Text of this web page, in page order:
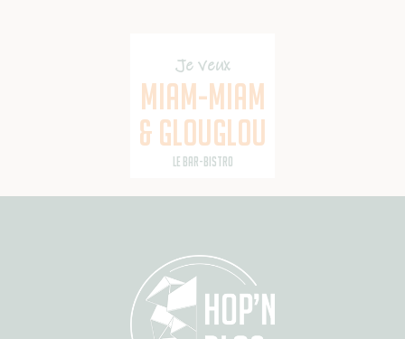
Je veux
MIAM-MIAM
& GLOUGLOU
LE BAR-BISTRO